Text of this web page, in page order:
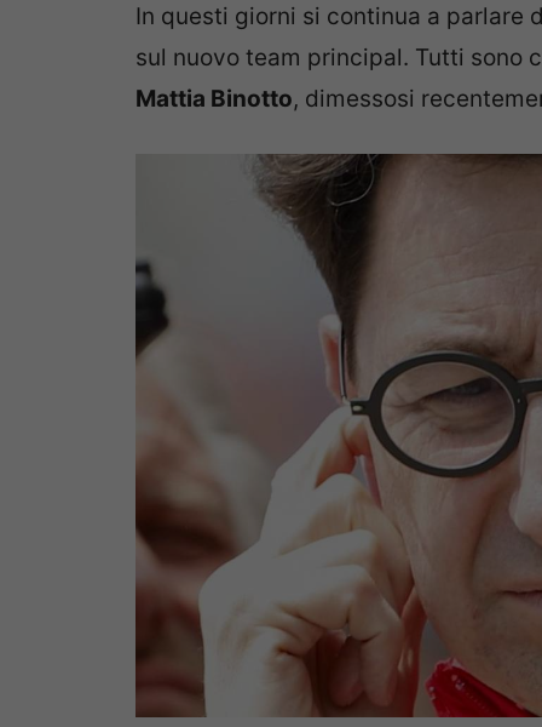
In questi giorni si continua a parlare
sul nuovo team principal. Tutti sono
Mattia Binotto, dimessosi